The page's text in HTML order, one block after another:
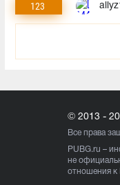
123
© 2013 -
Все права
PUBG.ru –
не
отношения к